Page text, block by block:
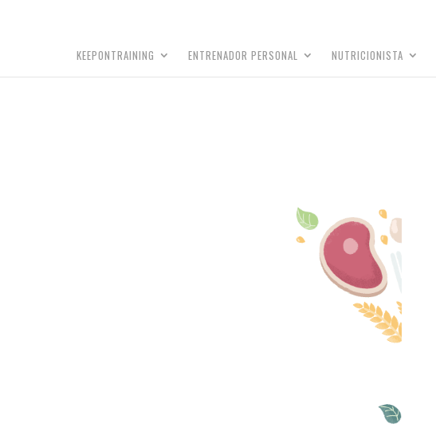
KEEPONTRAINING ENTRENADOR PERSONAL NUTRICIONISTA